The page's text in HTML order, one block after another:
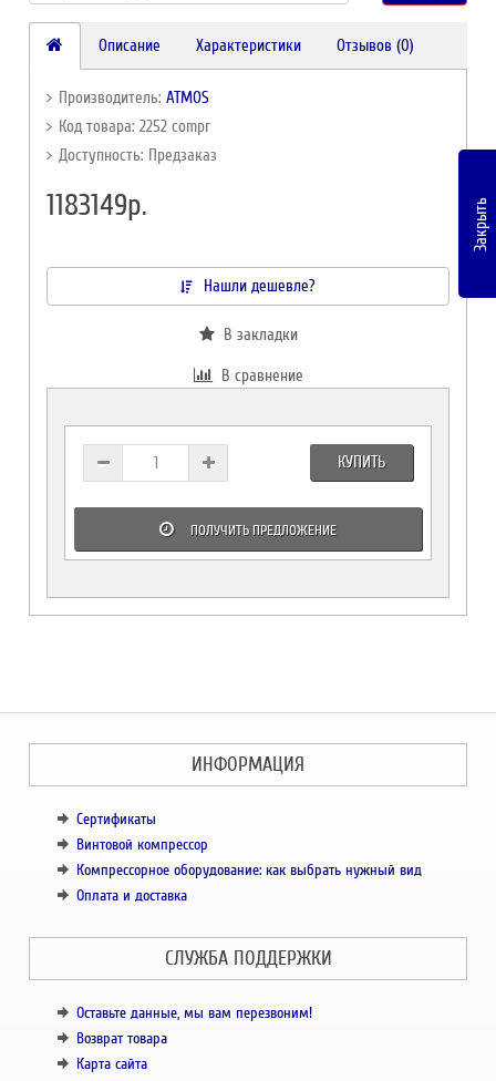
Описание Характеристики Отзывов (0)
Производитель:ATMOS
Код товара: 2252 compr
Доступность: Предзаказ
1183149р.
Нашли дешевле?
В закладки
В сравнение
КУПИТЬ
ПОЛУЧИТЬ ПРЕДЛОЖЕНИЕ
ИНФОРМАЦИЯ
Сертификаты
Винтовой компрессор
Компрессорное оборудование: как выбрать нужный вид
Оплата и доставка
СЛУЖБА ПОДДЕРЖКИ
Оставьте данные, мы вам перезвоним!
Возврат товара
Карта сайта
Закрыть